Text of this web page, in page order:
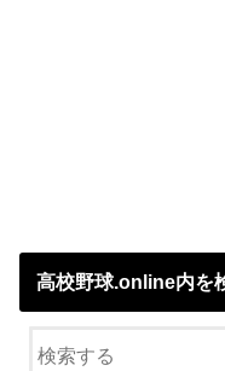
高校野球.online内を